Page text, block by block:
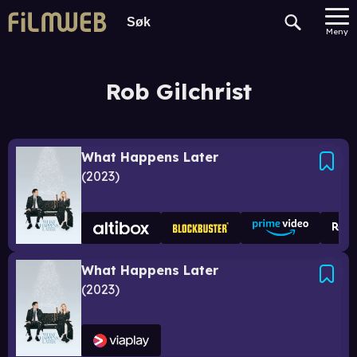
Meny
Rob Gilchrist
What Happens Later
2023
What Happens Later
2023